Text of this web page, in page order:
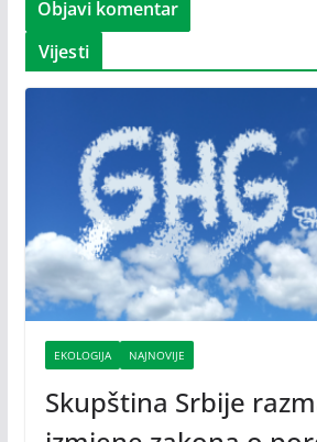
Vijesti
EKOLOGIJA NAJNOVIJE
Skupština Srbije